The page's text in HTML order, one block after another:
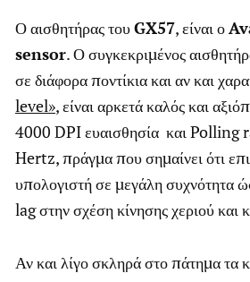
Ο αισθητήρας τουGX57, είναι ο
sensor. Ο συγκεκριμένος
σε διάφορα ποντίκια και αν και
level», είναι αρκετά καλός και
4000 DPI ευαισθησία και Polling
Hertz, πράγμα που σημαίνει ότι
υπολογιστή σε μεγάλη συχνότητα
lag στην σχέση κίνησης χεριού και
Αν και λίγο σκληρά στο πάτημα τα